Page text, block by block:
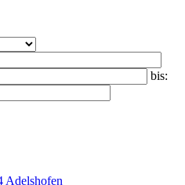
bis:
Adelshofen